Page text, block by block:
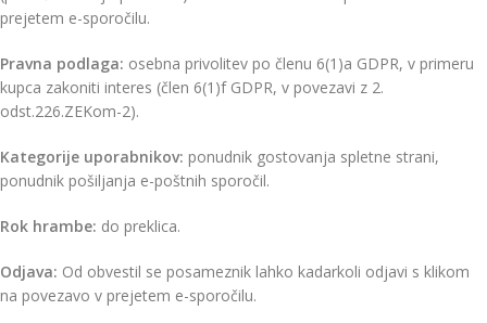
prejetem e-sporočilu.
Pravna podlaga: osebna privolitev po členu 6(1)a GDPR, v primeru
kupca zakoniti interes (člen 6(1)f GDPR, v povezavi z 2.
odst.226.ZEKom-2).
Kategorije uporabnikov: ponudnik gostovanja spletne strani,
ponudnik pošiljanja e-poštnih sporočil.
Rok hrambe: do preklica.
Odjava: Od obvestil se posameznik lahko kadarkoli odjavi s klikom
na povezavo v prejetem e-sporočilu.